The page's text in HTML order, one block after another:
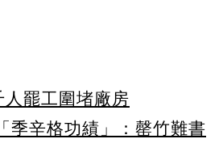
罷工圍堵廠房
季辛格功績」：罄竹難書